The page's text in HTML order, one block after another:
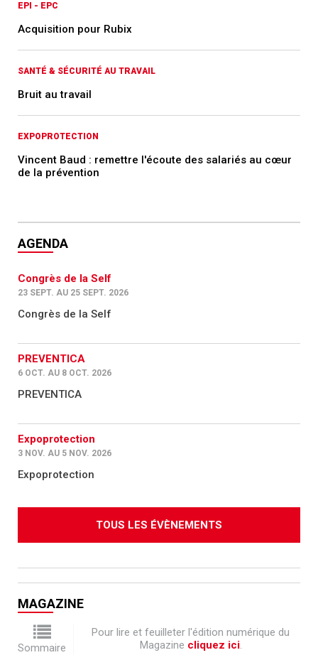
EPI - EPC
Acquisition pour Rubix
SANTÉ & SÉCURITÉ AU TRAVAIL
Bruit au travail
EXPOPROTECTION
Vincent Baud : remettre l'écoute des salariés au cœur
de la prévention
AGENDA
Congrès de la Self
23 SEPT. AU 25 SEPT. 2026
Congrès de la Self
PREVENTICA
6 OCT. AU 8 OCT. 2026
PREVENTICA
Expoprotection
3 NOV. AU 5 NOV. 2026
Expoprotection
TOUS LES ÉVÈNEMENTS
MAGAZINE
Sommaire
Pour lire et feuilleter l'édition numérique du
Magazine cliquez ici.